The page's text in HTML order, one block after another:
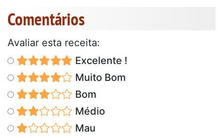
Comentários
Avaliar esta receita:
Excelente !
Muito Bom
Bom
Médio
Mau